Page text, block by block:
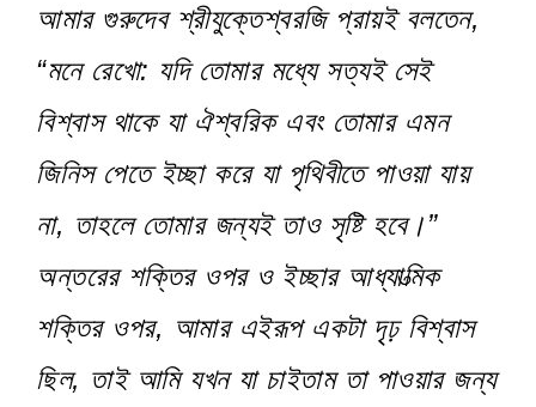
আমার গুরুদেব শ্রীযুক্তেশ্বরজি প্রায়ই বলতেন,
“মনে রেখো: যদি তোমার মধ্যে সত্যই সেই
বিশ্বাস থাকে যা ঐশ্বরিক এবং তোমার এমন
জিনিস পেতে ইচ্ছা করে যা পৃথিবীতে পাওয়া যায়
না, তাহলে তোমার জন্যই তাও সৃষ্টি হবে।”
অন্তরের শক্তির ওপর ও ইচ্ছার আধ্যাত্মিক
শক্তির ওপর, আমার এইরূপ একটা দৃঢ় বিশ্বাস
ছিল, তাই আমি যখন যা চাইতাম তা পাওয়ার জন্য